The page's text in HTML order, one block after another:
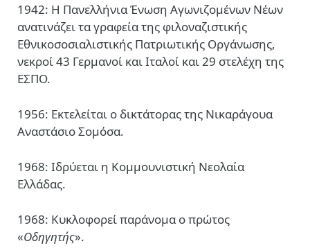
1942: Η Πανελλήνια Ένωση Αγωνιζομένων Νέων
ανατινάζει τα γραφεία της φιλοναζιστικής
Εθνικοσοσιαλιστικής Πατριωτικής Οργάνωσης,
νεκροί 43 Γερμανοί και Ιταλοί και 29 στελέχη της
ΕΣΠΟ.
1956: Εκτελείται ο δικτάτορας της Νικαράγουα
Αναστάσιο Σομόσα.
1968: Ιδρύεται η Κομμουνιστική Νεολαία
Ελλάδας.
1968: Κυκλοφορεί παράνομα ο πρώτος
«Οδηγητής».